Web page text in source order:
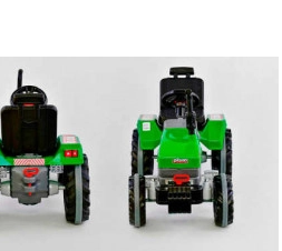
2000 ГРН •